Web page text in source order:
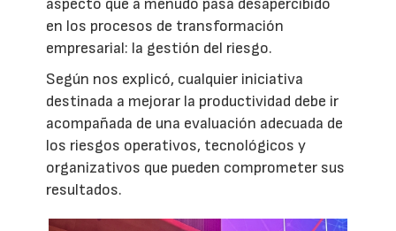
aspecto que a menudo pasa desapercibido
en los procesos de transformación
empresarial: la gestión del riesgo.
Según nos explicó, cualquier iniciativa
destinada a mejorar la productividad debe ir
acompañada de una evaluación adecuada de
los riesgos operativos, tecnológicos y
organizativos que pueden comprometer sus
resultados.